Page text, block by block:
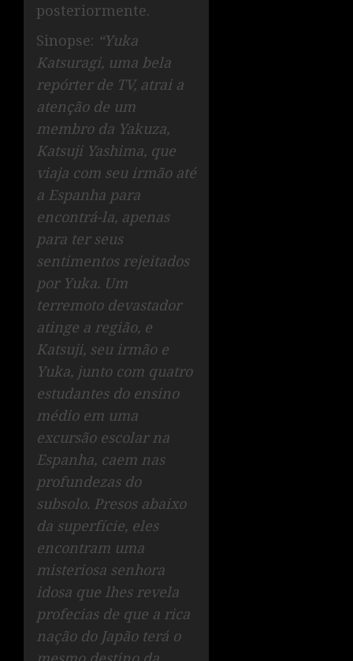
posteriormente.
Sinopse: “Yuka
Katsuragi, uma bela
repórter de TV, atrai a
atenção de um
membro da Yakuza,
Katsuji Yashima, que
viaja com seu irmão até
a Espanha para
encontrá-la, apenas
para ter seus
sentimentos rejeitados
por Yuka. Um
terremoto devastador
atinge a região, e
Katsuji, seu irmão e
Yuka, junto com quatro
estudantes do ensino
médio em uma
excursão escolar na
Espanha, caem nas
profundezas do
subsolo. Presos abaixo
da superfície, eles
encontram uma
misteriosa senhora
idosa que lhes revela
profecias de que a rica
nação do Japão terá o